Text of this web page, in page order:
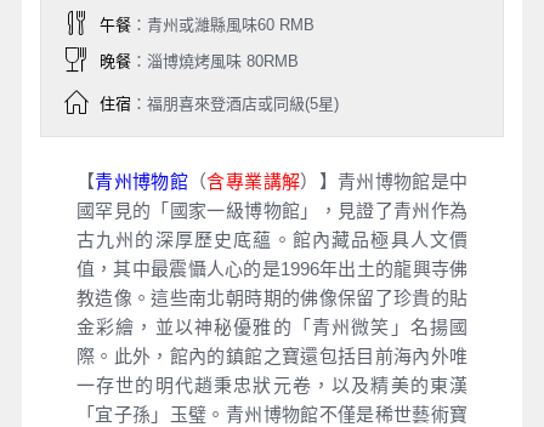
午餐：青州或濰縣風味60 RMB
晚餐：淄博燒烤風味 80RMB
住宿：福朋喜來登酒店或同級(5星)
【青州博物館 （含專業講解）】青州博物館是中
國罕見的「國家一級博物館」，見證了青州作為
古九州的深厚歷史底蘊。館內藏品極具人文價
值，其中最震懾人心的是1996年出土的龍興寺佛
教造像。這些南北朝時期的佛像保留了珍貴的貼
金彩繪，並以神秘優雅的「青州微笑」名揚國
際。此外，館內的鎮館之寶還包括目前海內外唯
一存世的明代趙秉忠狀元卷，以及精美的東漢
「宜子孫」玉璧。青州博物館不僅是稀世藝術寶